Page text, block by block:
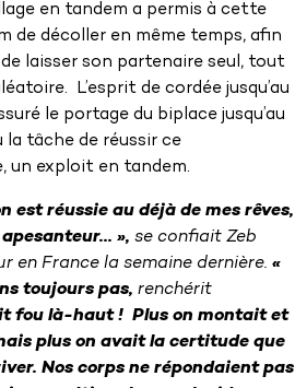
en tandem a permis à cette
de décoller en même temps, afin
laisser son partenaire seul, tout
L’esprit de cordée jusqu’au
le portage du biplace jusqu’au
la tâche de réussir ce
un exploit en tandem.
est réussie au déjà de mes rêves,
», se confiait Zeb
en France la semaine dernière. «
toujours pas, renchérit
fou là-haut ! Plus on montait et
plus on avait la certitude que
Nos corps ne répondaient pas